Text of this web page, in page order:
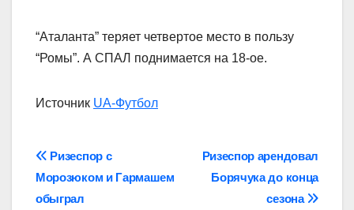
“Аталанта” теряет четвертое место в пользу
“Ромы”. А СПАЛ поднимается на 18-ое.
Источник UA-Футбол
Навігація
записів
Ризеспор арендовал
Борячука до конца
сезона
Ризеспор с
Морозюком и Гармашем
обыграл